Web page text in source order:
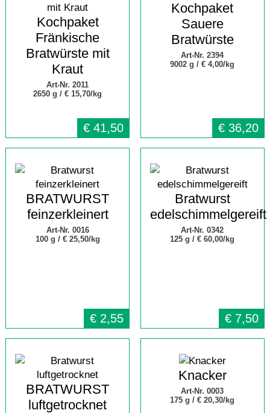
Kochpaket
Fränkische
Bratwürste mit
Kraut
Art-Nr. 2011
2650 g / € 15,70/kg
€ 41,50
Kochpaket
Sauere
Bratwürste
Art-Nr. 2394
9002 g /€ 4,00/kg
€ 36,20
BRATWURST
feinzerkleinert
Art-Nr. 0016
100 g / € 25,50/kg
€ 2,55
Bratwurst
edelschimmelgereift
Art-Nr. 0342
125 g /€ 60,00/kg
€ 7,50
BRATWURST
luftgetrocknet
Knacker
Art-Nr. 0003
175 g /€ 20,30/kg